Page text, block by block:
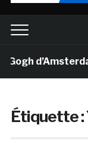
d’Amsterdam
Étiquette :